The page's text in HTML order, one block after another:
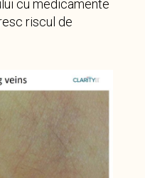
cu medicamente
riscul de